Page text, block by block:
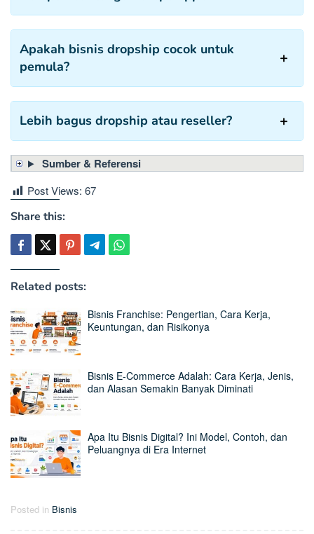
Apakah bisnis dropship cocok untuk
pemula?
Lebih bagus dropship atau reseller?
Sumber & Referensi
Post Views: 67
Share this:
Related posts:
Bisnis Franchise: Pengertian, Cara Kerja,
Keuntungan, dan Risikonya
Bisnis E-Commerce Adalah: Cara Kerja, Jenis,
dan Alasan Semakin Banyak Diminati
Apa Itu Bisnis Digital? Ini Model, Contoh, dan
Peluangnya di Era Internet
Posted in Bisnis